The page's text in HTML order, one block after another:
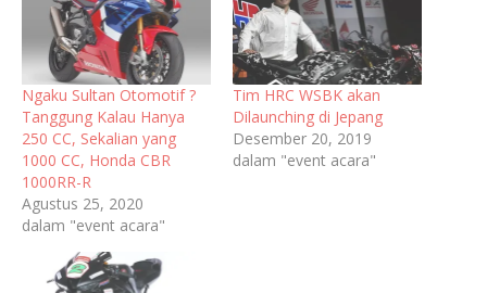
Ngaku Sultan Otomotif ?
Tanggung Kalau Hanya
250 CC, Sekalian yang
1000 CC, Honda CBR
1000RR-R
Agustus 25, 2020
dalam "event acara"
Tim HRC WSBK akan
Dilaunching di Jepang
Desember 20, 2019
dalam "event acara"